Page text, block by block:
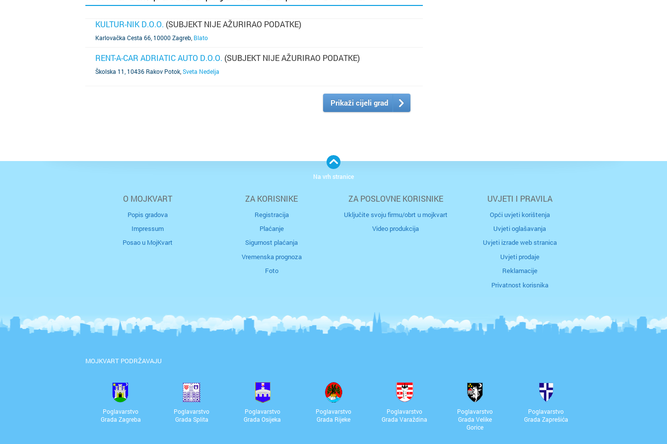
KULTUR-NIK D.O.O. (SUBJEKT NIJE AŽURIRAO PODATKE)
Karlovačka Cesta 66, 10000 Zagreb Blato
RENT-A-CAR ADRIATIC AUTO D.O.O. (SUBJEKT NIJE AŽURIRAO PODATKE)
Školska 11, 10436 Rakov Potok Sveta Nedelja
Prikaži cijeli grad
O MOJKVART
Popis gradova
Impressum
Posao u MojKvart
ZA KORISNIKE
Registracija
Plaćanje
Sigurnost plaćanja
Vremenska prognoza
Foto
ZA POSLOVNE KORISNIKE
Uključite svoju firmu/obrt u mojkvart
Video produkcija
UVJETI I PRAVILA
Opći uvjeti korištenja
Uvjeti oglašavanja
Uvjeti izrade web stranica
Uvjeti prodaje
Reklamacije
Privatnost korisnika
MOJKVART PODRŽAVAJU
Poglavarstvo
Grada Zagreba
Poglavarstvo
Grada Splita
Poglavarstvo
Grada Osijeka
Poglavarstvo
Grada Rijeke
Poglavarstvo
Grada Varaždina
Poglavarstvo
Grada Velike
Gorice
Poglavarstvo
Grada Zaprešića
Na vrh stranice